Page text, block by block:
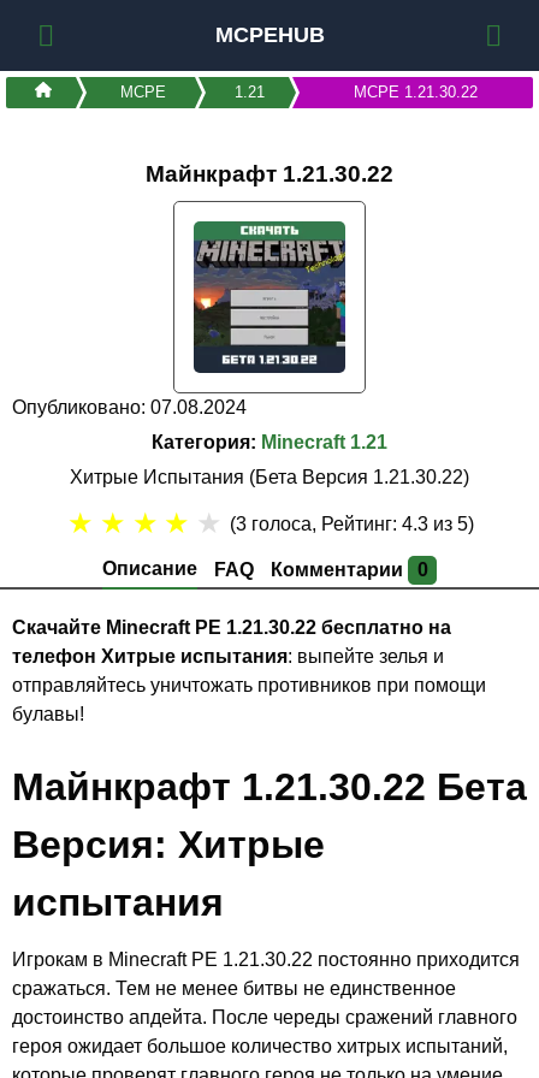
MCPEHUB
MCPE 1.21 MCPE 1.21.30.22
Майнкрафт 1.21.30.22
Опубликовано: 07.08.2024
Категория: Minecraft 1.21
Хитрые Испытания (Бета Версия 1.21.30.22)
Описание FAQ Комментарии 0
★ ★ ★ ★ ★ (3 голоса, Рейтинг:4.3 из 5)
Скачайте Minecraft PE 1.21.30.22 бесплатно на
телефон Хитрые испытания: выпейте зелья и
отправляйтесь уничтожать противников при помощи
булавы!
Майнкрафт 1.21.30.22 Бета
Версия: Хитрые
испытания
Игрокам в Minecraft PE 1.21.30.22 постоянно приходится
сражаться. Тем не менее битвы не единственное
достоинство апдейта. После череды сражений главного
героя ожидает большое количество хитрых испытаний,